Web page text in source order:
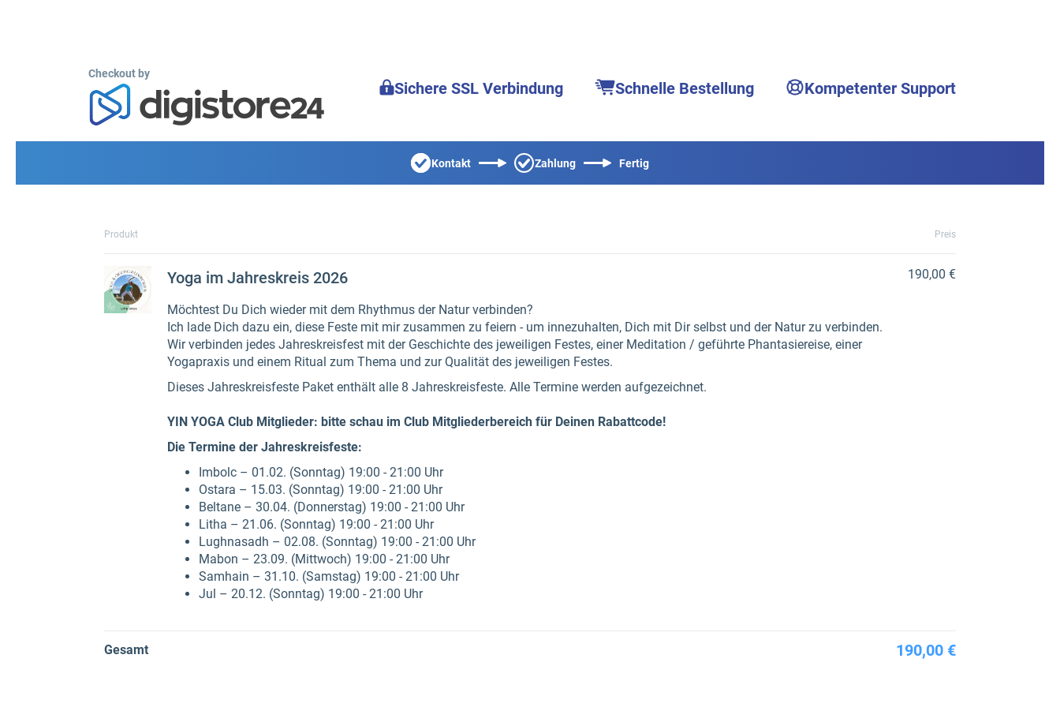
Checkout by
Sichere SSL Verbindung Schnelle Bestellung Kompetenter Support
Kontakt Zahlung Fertig
Produkt Preis
Yoga im Jahreskreis 2026
Möchtest Du Dich wieder mit dem Rhythmus der Natur verbinden?
Ich lade Dich dazu ein, diese Feste mit mir zusammen zu feiern - um innezuhalten, Dich mit Dir selbst und der Natur zu verbinden.
Wir verbinden jedes Jahreskreisfest mit der Geschichte des jeweiligen Festes, einer Meditation / geführte Phantasiereise, einer
Yogapraxis und einem Ritual zum Thema und zur Qualität des jeweiligen Festes.
Dieses Jahreskreisfeste Paket enthält alle 8 Jahreskreisfeste. Alle Termine werden aufgezeichnet.
YIN YOGA Club Mitglieder: bitte schau im Club Mitgliederbereich für Deinen Rabattcode!
Die Termine der Jahreskreisfeste:
Imbolc – 01.02. (Sonntag) 19:00 - 21:00 Uhr
Ostara – 15.03. (Sonntag) 19:00 - 21:00 Uhr
Beltane – 30.04. (Donnerstag) 19:00 - 21:00 Uhr
Litha – 21.06. (Sonntag) 19:00 - 21:00 Uhr
Lughnasadh – 02.08. (Sonntag) 19:00 - 21:00 Uhr
Mabon – 23.09. (Mittwoch) 19:00 - 21:00 Uhr
Samhain – 31.10. (Samstag) 19:00 - 21:00 Uhr
Jul – 20.12. (Sonntag) 19:00 - 21:00 Uhr
190,00 €
Gesamt 190,00 €